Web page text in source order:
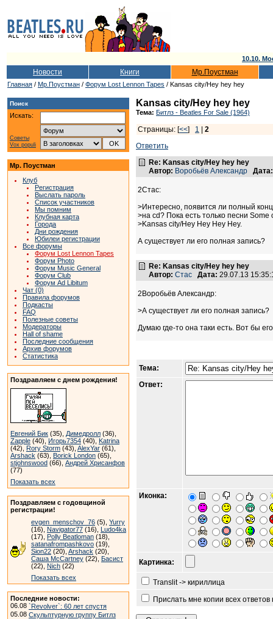
10.10.
Новости Книги Мр.Поустман
Главная / Мр.Поустман / Форум Lost Lennon Tapes / Kansas city/Hey hey hey
Поиск
Искать:
Советы
Vox populi
Мр. Поустман
Клуб
Регистрация
Выслать пароль
Список участников
Мы помним
Клубная карта
Города
Дни рождения
Юбилеи регистрации
Все форумы
Форум Lost Lennon Tapes
Форум Photo
Форум Music General
Форум Club
Форум Ad Libitum
Чат (0)
Правила форумов
Подкасты
FAQ
Полезные советы
Модераторы
Hall of shame
Последние сообщения
Архив форумов
Статистика
Поздравляем с днем рождения!
Евгений Бик (35), Димедролл (36),
Zapple (40), Игорь7354 (40), Katrina
(42), Rory Storm (43), AlexYar (61),
Arshack (63), Borick London (65),
stjohnswood (66), Андрей Хрисанфов
(77)
Показать всех
Поздравляем с годовщиной
регистрации!
evgen_menschov_76 (5), Yurry
(16), Navigator77 (16), Ludo4ka
(17), Polly Beatloman (18),
satanafrompashkovo (19),
Sion22 (20), Arshack (20),
Саша McCartney (22), Басист
(22), Nich (22)
Показать всех
Последние новости:
06.08 `Revolver`: 60 лет спустя
05.08 Скульптурную группу Битлз
Kansas city/Hey hey hey
Тема: Битлз - Beatles For Sale (1964)
Страницы: [<<] 1
2
Ответить
Re: Kansas city/Hey hey hey
Автор: Воробьёв Александр Дата:
2Стас:
>Интересно, появится ли полный
>на cd? Пока есть только песни Some
>Kansas city/Hey Hey Hey Hey.
А существует ли его полная запись?
Re: Kansas city/Hey hey hey
Автор: Стас Дата: 29.07.13
2Воробьёв Александр:
>А существует ли его полная запись?
Думаю где-то она таки есть. Вот бы
Тема:
Ответ:
Иконка:
Картинка:
Translit -> кириллица
Прислать мне копии всех